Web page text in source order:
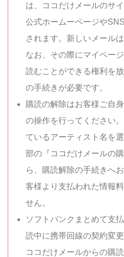
は、ココだけメールのサ
公式ホームーページや
されます。新しいメール
なお、その際にマイペー
読むことができる権利を
の手続きが必要です。
購読の解除はお客様ご自
の操作を行ってください
ているアーティスト名を
部の『ココだけメールの
ら、購読解除の手続きへ
客様より支払われた情報
せん。
ソフトバンクまとめて支
読中に携帯回線の契約変
ココだけメールからの購